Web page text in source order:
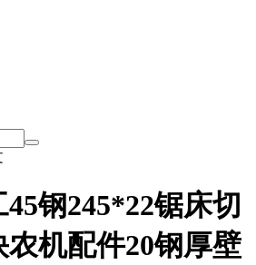
钢245*22锯床切
机配件20钢厚壁